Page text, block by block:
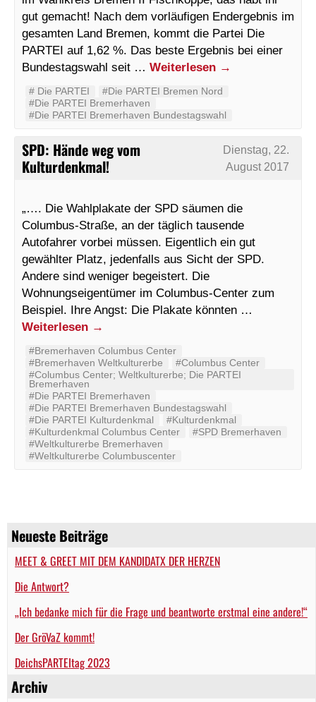
Neueste Beiträge
MEET & GREET MIT DEM KANDIDATX DER HERZEN
Die Antwort?
„Ich bedanke mich für die Frage und beantworte erstmal eine andere!“
Der GröVaZ kommt!
DeichsPARTEItag 2023
Archiv
gut gemacht! Nach dem vorläufigen Endergebnis im
gesamten Land Bremen, kommt die Partei Die
PARTEI auf 1,62 %. Das beste Ergebnis bei einer
Bundestagswahl seit … Weiterlesen →
#‬ ‪Die PARTEI‬
#Die PARTEI Bremen Nord
#Die PARTEI Bremerhaven
#Die PARTEI Bremerhaven Bundestagswahl
SPD: Hände weg vom
Kulturdenkmal!
Dienstag, 22.
August 2017
„…. Die Wahlplakate der SPD säumen die
Columbus-Straße, an der täglich tausende
Autofahrer vorbei müssen. Eigentlich ein gut
gewählter Platz, jedenfalls aus Sicht der SPD.
Andere sind weniger begeistert. Die
Wohnungseigentümer im Columbus-Center zum
Beispiel. Ihre Angst: Die Plakate könnten …
Weiterlesen →
#Bremerhaven Columbus Center
#Bremerhaven Weltkulturerbe
#Columbus Center
#Columbus Center; Weltkulturerbe; Die PARTEI
Bremerhaven
#Die PARTEI Bremerhaven
#Die PARTEI Bremerhaven Bundestagswahl
#Die PARTEI Kulturdenkmal
#Kulturdenkmal
#Kulturdenkmal Columbus Center
#SPD Bremerhaven
#Weltkulturerbe Bremerhaven
#Weltkulturerbe Columbuscenter